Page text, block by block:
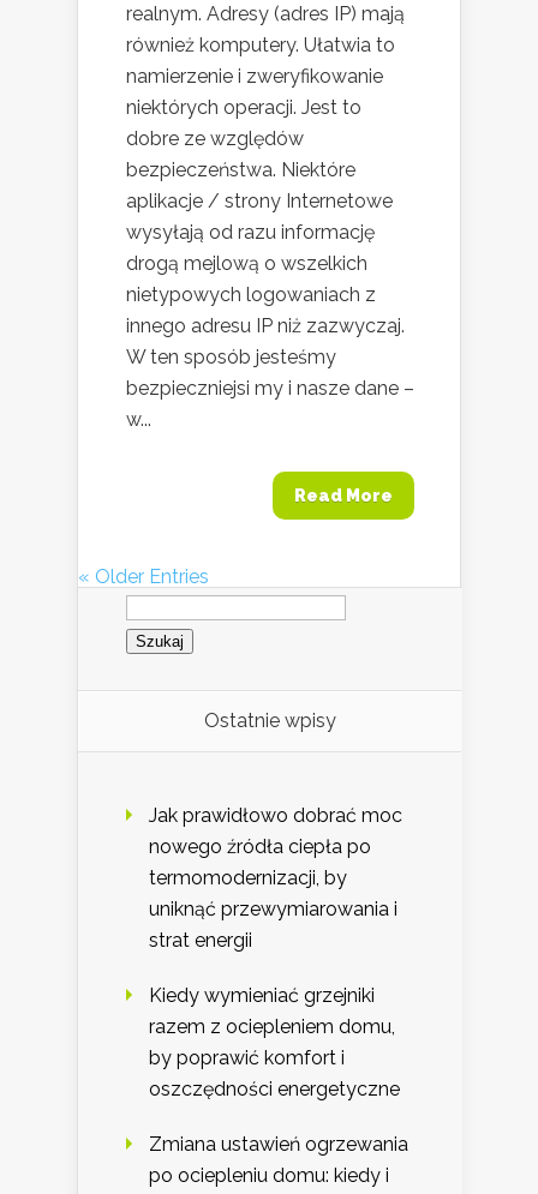
realnym. Adresy (adres IP) mają
również komputery. Ułatwia to
namierzenie i zweryfikowanie
niektórych operacji. Jest to
dobre ze względów
bezpieczeństwa. Niektóre
aplikacje / strony Internetowe
wysyłają od razu informację
drogą mejlową o wszelkich
nietypowych logowaniach z
innego adresu IP niż zazwyczaj.
W ten sposób jesteśmy
bezpieczniejsi my i nasze dane –
w...
Read More
« Older Entries
Szukaj:
Ostatnie wpisy
Jak prawidłowo dobrać moc
nowego źródła ciepła po
termomodernizacji, by
uniknąć przewymiarowania i
strat energii
Kiedy wymieniać grzejniki
razem z ociepleniem domu,
by poprawić komfort i
oszczędności energetyczne
Zmiana ustawień ogrzewania
po ociepleniu domu: kiedy i